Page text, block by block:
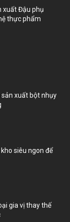
xuất Đậu phụ
thực phẩm
xuất bột nhụy
siêu ngon để
gia vị thay thế